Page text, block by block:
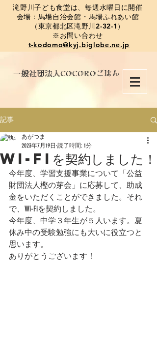
​滝野川子ども食堂は、毎週水曜日に開催
会場：馬場自治会館・馬場ふれあい館
（東京都北区滝野川2-32-1）
※お問い合わせ
t-kodomo@kyj.biglobe.ne.jp
​一般社団法人COCOROごはん
記事
Wi-Fiを契約しました！
あがつま
2023年7月19日 読了時間: 1分
今年度、学習支援事業について「公益
財団法人樫の芽会」に応募して、助成
金をいただくことができました。それ
で、Wi-Fiを契約しました。
今年度、中学３年生が５人います。夏
休み中の受験勉強にも大いに役立つと
思います。
ありがとうございます！